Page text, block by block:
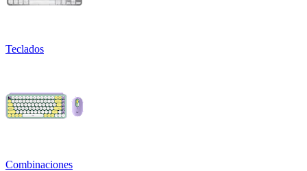
Teclados
Combinaciones